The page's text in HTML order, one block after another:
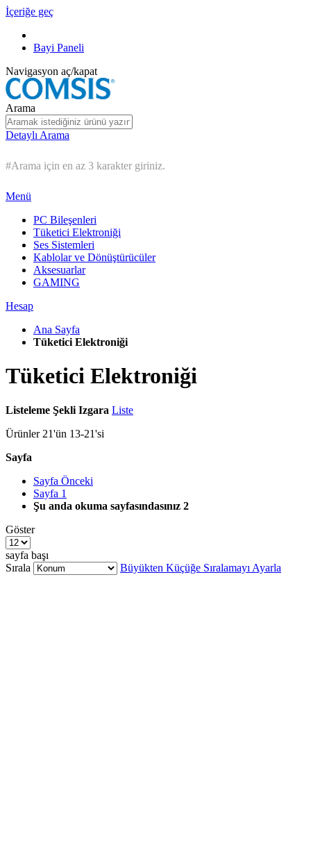
İçeriğe geç
Bayi Paneli
Navigasyon aç/kapat
Arama
Detaylı Arama
#Arama için en az 3 karakter giriniz.
Menü
PC Bileşenleri
Tüketici Elektroniği
Ses Sistemleri
Kablolar ve Dönüştürücüler
Aksesuarlar
GAMING
Hesap
Ana Sayfa
Tüketici Elektroniği
Tüketici Elektroniği
Listeleme Şekli Izgara Liste
Ürünler 21'ün 13-21'si
Sayfa
Sayfa Önceki
Sayfa 1
Şu anda okuma sayfasındasınız 2
Göster
sayfa başı
Sırala
Büyükten Küçüğe Sıralamayı Ayarla